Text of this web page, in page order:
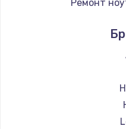
Ремонт
Ремонт
Ремонт
Ремонт
Ремонт
Ремонт
Ремонт
Ремонт